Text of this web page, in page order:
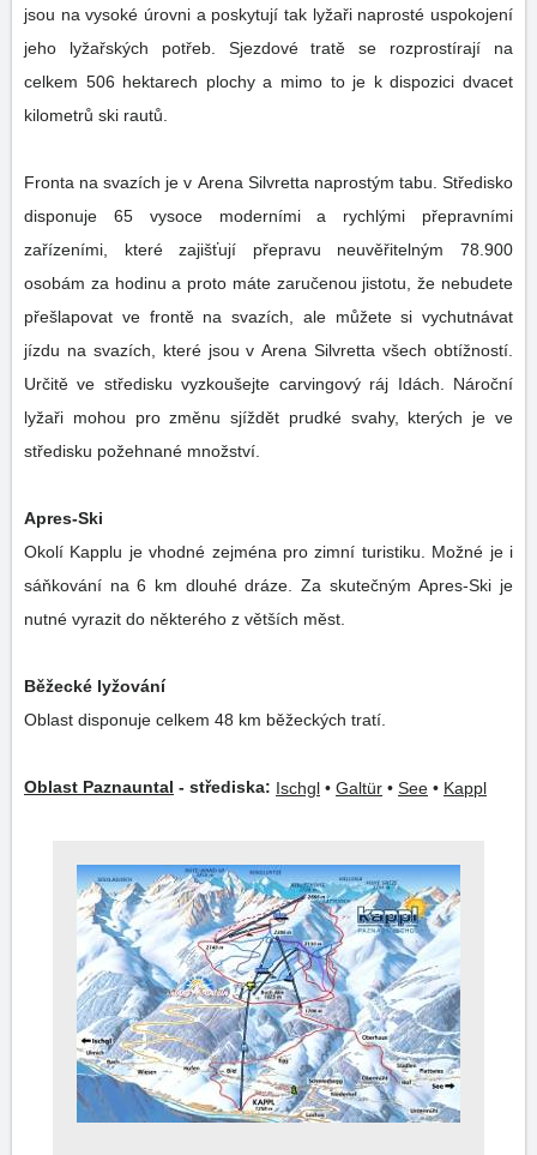
jsou na vysoké úrovni a poskytují tak lyžaři naprosté uspokojení
jeho lyžařských potřeb. Sjezdové tratě se rozprostírají na
celkem 506 hektarech plochy a mimo to je k dispozici dvacet
kilometrů ski rautů.
Fronta na svazích je v Arena Silvretta naprostým tabu. Středisko
disponuje 65 vysoce moderními a rychlými přepravními
zařízeními, které zajišťují přepravu neuvěřitelným 78.900
osobám za hodinu a proto máte zaručenou jistotu, že nebudete
přešlapovat ve frontě na svazích, ale můžete si vychutnávat
jízdu na svazích, které jsou v Arena Silvretta všech obtížností.
Určitě ve středisku vyzkoušejte carvingový ráj Idách. Nároční
lyžaři mohou pro změnu sjíždět prudké svahy, kterých je ve
středisku požehnané množství.
Apres-Ski
Okolí Kapplu je vhodné zejména pro zimní turistiku. Možné je i
sáňkování na 6 km dlouhé dráze. Za skutečným Apres-Ski je
nutné vyrazit do některého z větších měst.
Běžecké lyžování
Oblast disponuje celkem 48 km běžeckých tratí.
Oblast Paznauntal - střediska: Ischgl • Galtür • See • Kappl